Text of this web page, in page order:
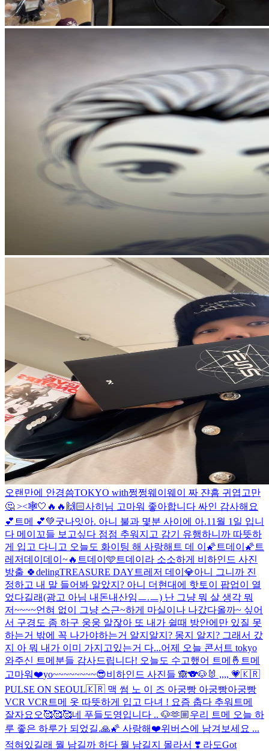
오랜만에 안경씀TOKYO with쩡쩡웨이웨이 짜 쟌흠 귀엽고만
🤔 ><🕸️🤍 🔥🔥 🙌🏻사히님 고마워 좋아합니다 싸인 감사해요
💕 트메 💕💚굿나잇아. 아니 불과 몇분 사이에 아.11월 1일 입니
다 메이꼬들 보고싶다 점점 추워지고 감기 유행하니까 따뜻하
게 입고 다니고 오늘도 화이팅 해 사랑해 트 데 이 🌠트데이🌠 트
레저데이데이~🔥 트데이🩵 트데이라 소소하게 비하인드 사진
방출 🍀delingTREASURE DAY 트레저 데이💎아니 그니까 진
정하고 내 말 들어봐 알았지? 아니 더현대에 핫토이 팝업이 열
었다길래(광고 아님 내돈내산임ㅡ.ㅡ) 난 그냥 뭐 살 생각 뭐
저~~~~언혀 없이 그냥 스근~하게 마실이나 나갔다올까~ 싶어
서 구경도 좀 하구 웅웅 알잖아 또 내가 쉴때 방안에만 있질 못
하는거 밖에 꼭 나가야하는거 알지알지? 몽지 알지? 그래서 갔
지 아 뭐 내가 이미 가지고있는거 다...어제 오늘 콘서트 tokyo
와주신 트메분들 감사드립니다! 오늘도 수고했어 트메🤞 트메
고마워❤️yo~~~~~~~~😎비하인드 사진들 🙈🐨🐶🐰 ,,,, 💗🇰🇷
PULSE ON SEOUL🇰🇷 맥 썸 노 이 즈 아궁빵 아궁빵아궁빵
VCR VCR 트메 옷 따뜻하게 입고 다녀 ! 요즘 춥다 추워 트메
잘자요오🥰🥰🥰네 푸들도영입니다 .. 🐶🫶🏼우리 트메 오늘 하
루 좋은 하루가 되었길.🙏🌠 사랑해❤️위버스에 남겨보세요 ...
적혀있길래 뭘 남길까 하다 뭘 남길지 몰라서 ❣️ 라도Got